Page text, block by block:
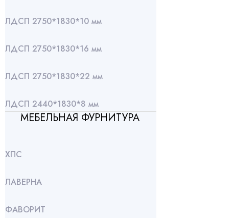
ЛДСП 2750*1830*10 мм
ЛДСП 2750*1830*16 мм
ЛДСП 2750*1830*22 мм
ЛДСП 2440*1830*8 мм
МЕБЕЛЬНАЯ ФУРНИТУРА
ХПС
ЛАВЕРНА
ФАВОРИТ